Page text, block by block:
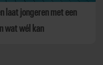
laat jongeren met een
wat wél kan